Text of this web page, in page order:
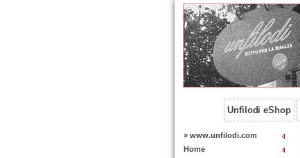
Unfilodi eShop
» www.unfilodi.com
Home